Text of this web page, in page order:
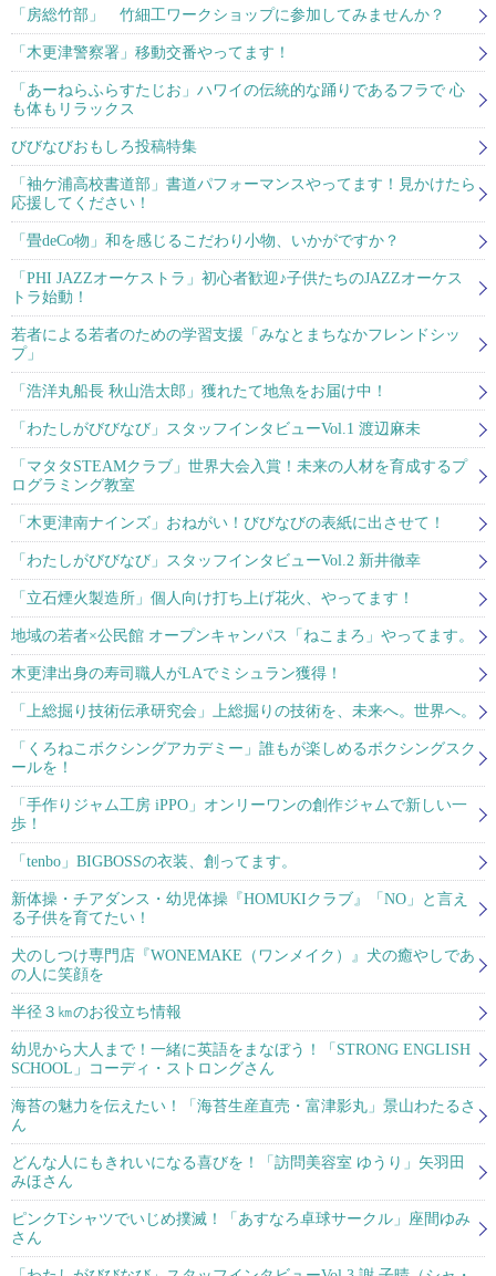
「房総竹部」 竹細工ワークショップに参加してみませんか？
「木更津警察署」移動交番やってます！
「あーねらふらすたじお」ハワイの伝統的な踊りであるフラで 心
も体もリラックス
びびなびおもしろ投稿特集
「袖ケ浦高校書道部」書道パフォーマンスやってます！見かけたら
応援してください！
「畳deCo物」和を感じるこだわり小物、いかがですか？
「PHI JAZZオーケストラ」初心者歓迎♪子供たちのJAZZオーケス
トラ始動！
若者による若者のための学習支援「みなとまちなかフレンドシッ
プ」
「浩洋丸船長 秋山浩太郎」獲れたて地魚をお届け中！
「わたしがびびなび」スタッフインタビューVol.1 渡辺麻未
「マタタSTEAMクラブ」世界大会入賞！未来の人材を育成するプ
ログラミング教室
「木更津南ナインズ」おねがい！びびなびの表紙に出させて！
「わたしがびびなび」スタッフインタビューVol.2 新井徹幸
「立石煙火製造所」個人向け打ち上げ花火、やってます！
地域の若者×公民館 オープンキャンパス「ねこまろ」やってます。
木更津出身の寿司職人がLAでミシュラン獲得！
「上総掘り技術伝承研究会」上総掘りの技術を、未来へ。世界へ。
「くろねこボクシングアカデミー」誰もが楽しめるボクシングスク
ールを！
「手作りジャム工房 iPPO」オンリーワンの創作ジャムで新しい一
歩！
「tenbo」BIGBOSSの衣装、創ってます。
新体操・チアダンス・幼児体操『HOMUKIクラブ』「NO」と言え
る子供を育てたい！
犬のしつけ専門店『WONEMAKE（ワンメイク）』犬の癒やしであ
の人に笑顔を
半径３㎞のお役立ち情報
幼児から大人まで！一緒に英語をまなぼう！「STRONG ENGLISH
SCHOOL」コーディ・ストロングさん
海苔の魅力を伝えたい！「海苔生産直売・富津影丸」景山わたるさ
ん
どんな人にもきれいになる喜びを！「訪問美容室 ゆうり」矢羽田
みほさん
ピンクTシャツでいじめ撲滅！「あすなろ卓球サークル」座間ゆみ
さん